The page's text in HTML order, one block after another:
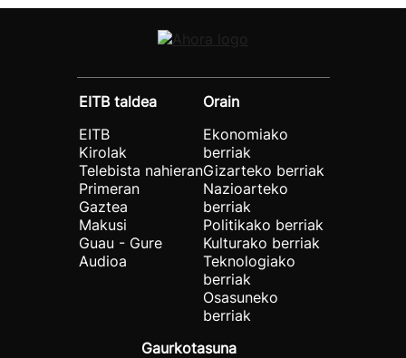
EITB taldea
EITB
Kirolak
Telebista nahieran
Primeran
Gaztea
Makusi
Guau - Gure
Audioa
Orain
Ekonomiako
berriak
Gizarteko berriak
Nazioarteko
berriak
Politikako berriak
Kulturako berriak
Teknologiako
berriak
Osasuneko
berriak
Gaurkotasuna